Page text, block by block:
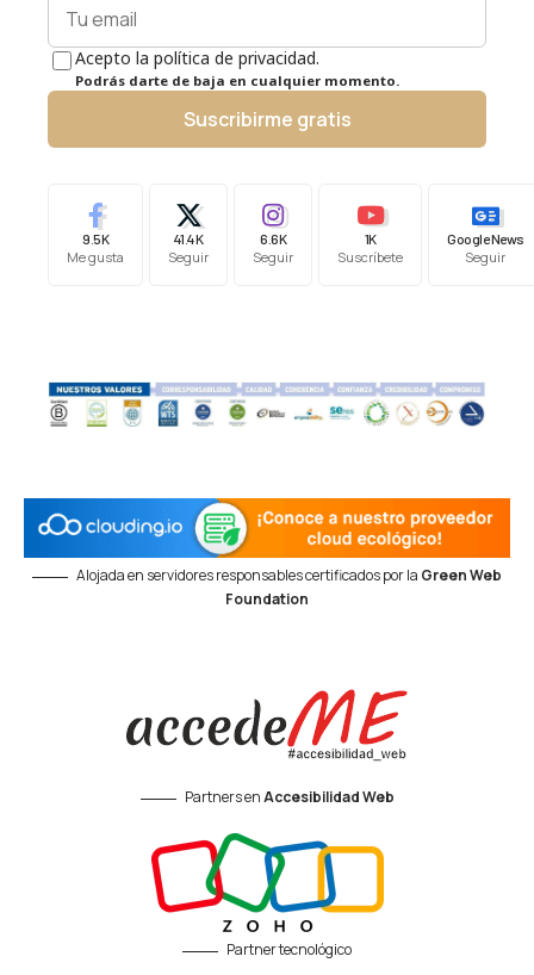
Acepto la política de privacidad.
Podrás darte de baja en cualquier momento.
Suscribirme gratis
9.5K
Me gusta
41.4K
Seguir
6.6K
Seguir
1K
Suscríbete
Google News
Seguir
Alojada en servidores responsables certificados por la Green Web
Foundation
Partners enAccesibilidad Web
Partner tecnológico